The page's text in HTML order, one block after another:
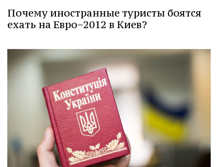
Почему иностранные туристы боятся
ехать на Евро−2012 в Киев?